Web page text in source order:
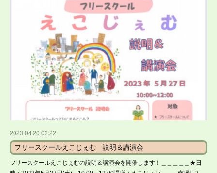
2023.04.20 02:22
フリースクールえこじぇむ 説明＆講演会
フリースクールえこじぇむの説明＆講演会を開催します！＿＿＿＿＿★日